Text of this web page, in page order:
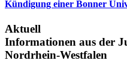
Kündigung einer Bonner
Aktuell
Informationen aus der
Nordrhein-Westfalen